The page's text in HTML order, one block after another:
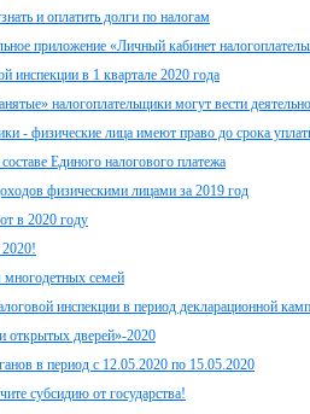
и оплатить долги по налогам
приложение «Личный кабинет
инспекции в 1 квартале 2020 года
налогоплательщики могут вести
- физические лица имеют право до срока
Единого налогового платежа
физическими лицами за 2019 год
в 2020 году
многодетных семей
инспекции в период декларационной
открытых дверей»-2020
в период с 12.05.2020 по 15.05.2020
субсидию от государства!